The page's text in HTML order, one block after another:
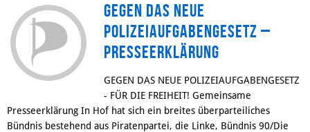
Gegen das neue
Polizeiaufgabengesetz –
Presseerklärung
GEGEN DAS NEUE POLIZEIAUFGABENGESETZ
- FÜR DIE FREIHEIT! Gemeinsame
Presseerklärung In Hof hat sich ein breites überparteiliches
Bündnis bestehend aus Piratenpartei, die Linke, Bündnis 90/Die